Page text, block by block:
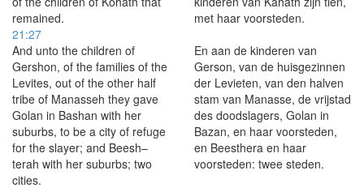
remained.
met haar voorsteden.
21:27
And unto the children of
Gershon, of the families of the
Levites, out of the other half
tribe of Manasseh they gave
Golan in Bashan with her
suburbs, to be a city of refuge
for the slayer; and Beesh–
terah with her suburbs; two
cities.
En aan de kinderen van
Gerson, van de huisgezinnen
der Levieten, van den halven
stam van Manasse, de vrijstad
des doodslagers, Golan in
Bazan, en haar voorsteden,
en Beesthera en haar
voorsteden: twee steden.